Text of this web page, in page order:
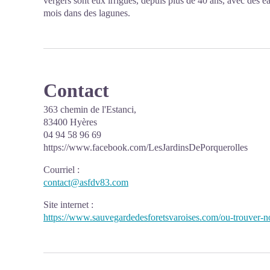
mois dans des lagunes.
Contact
363 chemin de l'Estanci,
83400 Hyères
04 94 58 96 69
https://www.facebook.com/LesJardinsDePorquerolles
Courriel :
contact@asfdv83.com
Site internet :
https://www.sauvegardedesforetsvaroises.com/ou-trouver-